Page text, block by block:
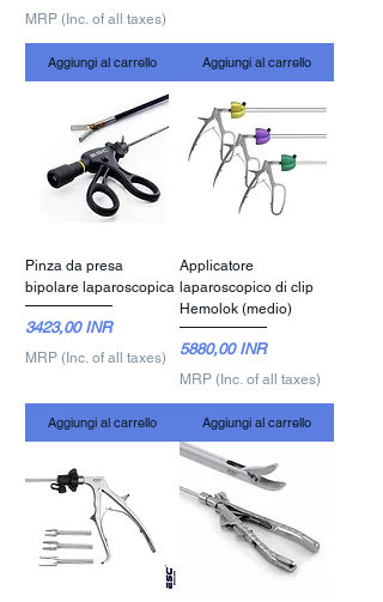
MRP (Inc. of all taxes)
Aggiungi al carrello Aggiungi al carrello
Pinza da presa
bipolare laparoscopica
Prezzo
3423,00 INR
MRP (Inc. of all taxes)
Aggiungi al carrello
Applicatore
laparoscopico di clip
Hemolok (medio)
Prezzo
5880,00 INR
MRP (Inc. of all taxes)
Aggiungi al carrello